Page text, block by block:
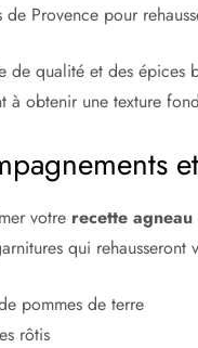
de Provence pour
de qualité et des épices
à obtenir une texture
votre recette
qui rehausseront
pommes de terre
rôtis